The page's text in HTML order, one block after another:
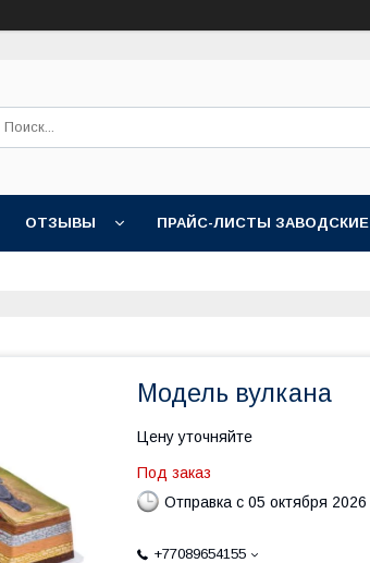
ОТЗЫВЫ ПРАЙС-ЛИСТЫ ЗАВОДСКИЕ
Модель вулкана
Цену уточняйте
Под заказ
Отправка с 05 октября 2026
+77089654155